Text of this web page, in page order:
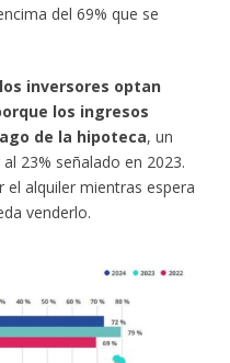
del 69% que se
inversores optan
los ingresos
de la hipoteca, un
23% señalado en 2023.
alquiler mientras espera
venderlo.